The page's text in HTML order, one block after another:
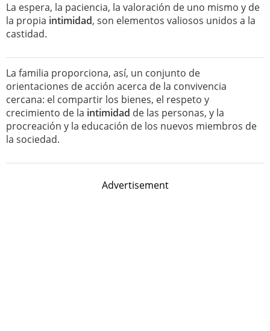
La espera, la paciencia, la valoración de uno mismo y de
la propia intimidad, son elementos valiosos unidos a la
castidad.
La familia proporciona, así, un conjunto de
orientaciones de acción acerca de la convivencia
cercana: el compartir los bienes, el respeto y
crecimiento de la intimidad de las personas, y la
procreación y la educación de los nuevos miembros de
la sociedad.
Advertisement